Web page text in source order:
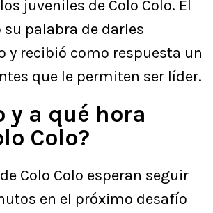
juveniles de Colo Colo. El
palabra de darles
y recibió como respuesta un
que le permiten ser líder.
y a qué hora
Colo?
Colo Colo esperan seguir
en el próximo desafío